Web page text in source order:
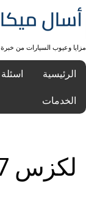
مزايا وعيوب السيارات من
الرئيسية
الخدمات
لكزس LS 2017